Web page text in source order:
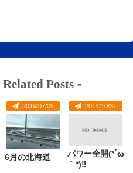
Related Posts-
2019/07/05
6月の北海道
2014/10/31
パワー全開(*´ω
｀*)‼︎